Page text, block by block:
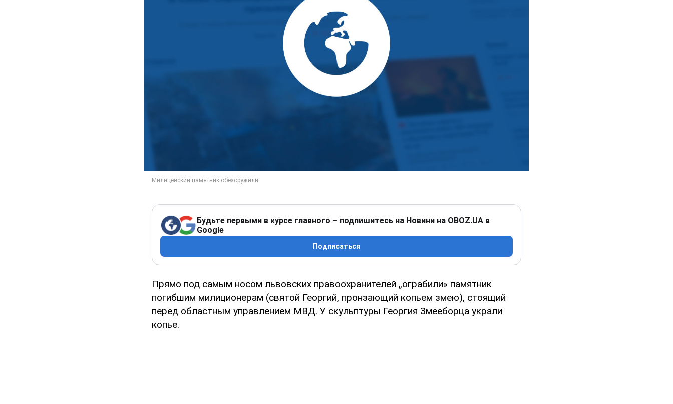
Будьте первыми в курсе главного – подпишитесь на Новини на OBOZ.UA в
Google
Подписаться
Прямо под самым носом львовских правоохранителей „ограбили» памятник
погибшим милиционерам (святой Георгий, пронзающий копьем змею), стоящий
перед областным управлением МВД. У скульптуры Георгия Змееборца украли
копье.